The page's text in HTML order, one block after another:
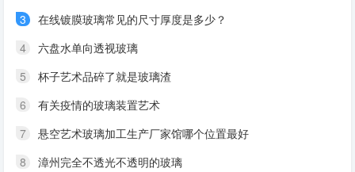
3
在线镀膜玻璃常见的尺寸厚度是多少？
4
六盘水单向透视玻璃
5
杯子艺术品碎了就是玻璃渣
6
有关疫情的玻璃装置艺术
7
悬空艺术玻璃加工生产厂家馆哪个位置最好
8
漳州完全不透光不透明的玻璃